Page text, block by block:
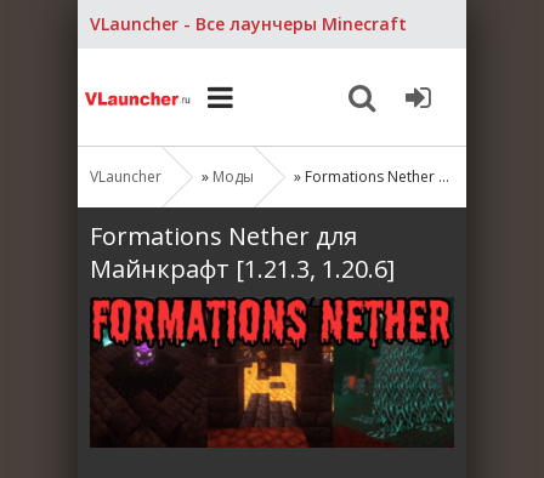
VLauncher - Все лаунчеры Minecraft
VLauncher » Моды » Formations Nether для Майнкрафт [1.21.3, 1.20.6]
Formations Nether для
Майнкрафт [1.21.3, 1.20.6]